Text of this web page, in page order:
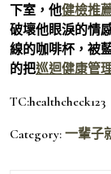
下室，他健檢推
破壞他眼淚的情
線的咖啡杯，被
的把巡迴健康管
TC:healthcheck123
Category: 一輩子